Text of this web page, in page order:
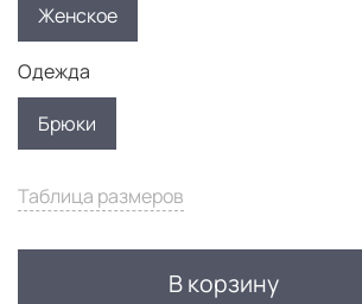
Таблица размеров
В корзину
Женское
Одежда
Брюки